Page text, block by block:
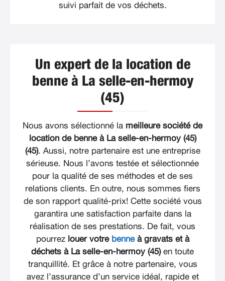
suivi parfait de vos déchets.
Un expert de la location de
benne à La selle-en-hermoy
(45)
Nous avons sélectionné la meilleure société de
location de benne à La selle-en-hermoy (45)
(45). Aussi, notre partenaire est une entreprise
sérieuse. Nous l’avons testée et sélectionnée
pour la qualité de ses méthodes et de ses
relations clients. En outre, nous sommes fiers
de son rapport qualité-prix! Cette société vous
garantira une satisfaction parfaite dans la
réalisation de ses prestations. De fait, vous
pourrez louer votre benneà gravats et à
déchets à La selle-en-hermoy (45)en toute
tranquillité. Et grâce à notre partenaire, vous
avez l’assurance d’un service idéal, rapide et